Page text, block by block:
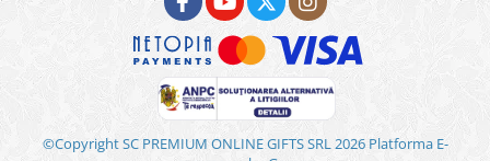
©Copyright SC PREMIUM ONLINE GIFTS SRL 2026 Platforma E-